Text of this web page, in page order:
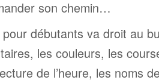
son chemin…
débutants va droit au
les couleurs, les
de l’heure, les noms